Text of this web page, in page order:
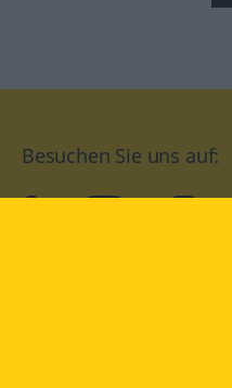
Besuchen Sie uns auf: